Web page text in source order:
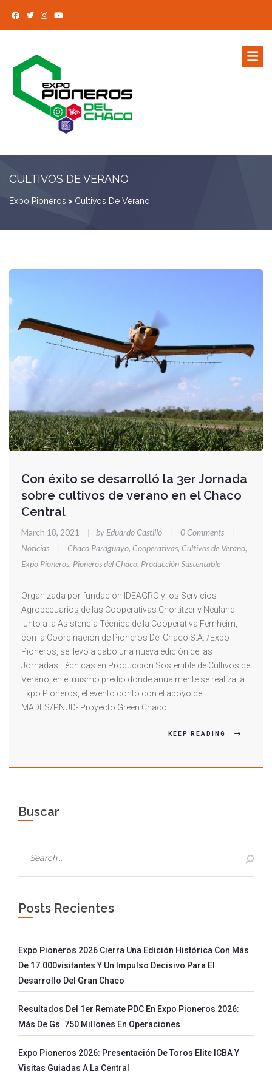
CULTIVOS DE VERANO
Expo Pioneros > Cultivos De Verano
Con éxito se desarrolló la 3er Jornada
sobre cultivos de verano en el Chaco
Central
March 18, 2021 | by Eduardo Castillo | 0 Comments
|
Noticias
| Chaco Paraguayo, Cooperativas, Cultivos de Verano,
Expo Pioneros, Pioneros del Chaco, Producción Sustentable
Organizada por fundación IDEAGRO y los Servicios
Agropecuarios de las Cooperativas Chortitzer y Neuland
junto a la Asistencia Técnica de la Cooperativa Fernheim,
con la Coordinación de Pioneros Del Chaco S.A. /Expo
Pioneros, se llevó a cabo una nueva edición de las
Jornadas Técnicas en Producción Sostenible de Cultivos de
Verano, en el mismo predio donde anualmente se realiza la
Expo Pioneros, el evento contó con el apoyo del
MADES/PNUD- Proyecto Green Chaco.
KEEP READING
Buscar
Posts Recientes
Expo Pioneros 2026 Cierra Una Edición Histórica Con Más
De 17.000visitantes Y Un Impulso Decisivo Para El
Desarrollo Del Gran Chaco
Resultados Del 1er Remate PDC En Expo Pioneros 2026:
Más De Gs. 750 Millones En Operaciones
Expo Pioneros 2026: Presentación De Toros Elite ICBA Y
Visitas Guiadas A La Central